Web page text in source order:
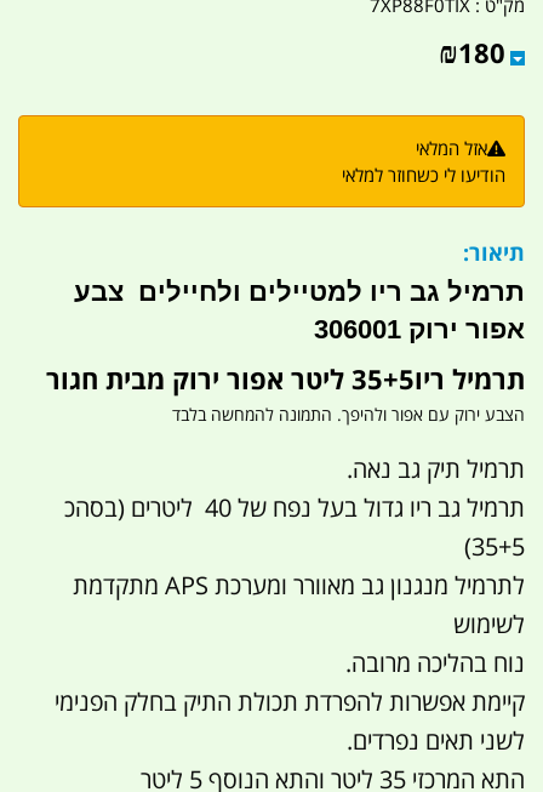
מק"ט : 7XP88F0TIX
₪180
אזל המלאי
הודיעו לי כשחוזר למלאי
תיאור:
תרמיל גב ריו למטיילים ולחיילים צבע
אפור ירוק 306001
תרמיל ריו35+5 ליטר אפור ירוק מבית חגור
הצבע ירוק עם אפור ולהיפך. התמונה להמחשה בלבד
תרמיל תיק גב נאה.
תרמיל גב ריו גדול בעל נפח של 40 ליטרים (בסהכ
35+5)
לתרמיל מנגנון גב מאוורר ומערכת APS מתקדמת
לשימוש
נוח בהליכה מרובה.
קיימת אפשרות להפרדת תכולת התיק בחלק הפנימי
לשני תאים נפרדים.
התא המרכזי 35 ליטר והתא הנוסף 5 ליטר